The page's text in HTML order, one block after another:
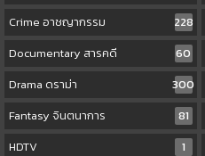
Crime อาชญากรรม
228
Documentary สารคดี
60
Drama ดราม่า
300
Fantasy จินตนาการ
81
HDTV
1